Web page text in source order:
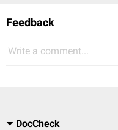
Feedback
Write a comment...
DocCheck